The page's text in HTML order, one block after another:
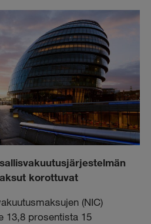
korottuvat
(NIC)
13,8 prosentista 15